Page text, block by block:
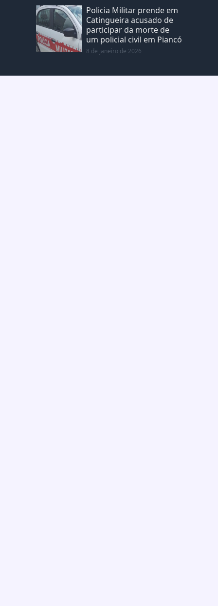
Policia Militar prende em
Catingueira acusado de
participar da morte de
um policial civil em Piancó
8 de janeiro de 2026